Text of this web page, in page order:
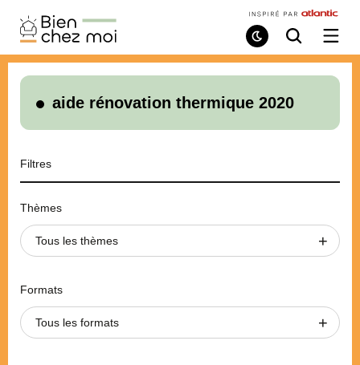
Bien
Chez
Moi
Mode
de
Recherche
/
le
aide rénovation thermique 2020
Filtres
Thèmes
Tous les thèmes
Formats
Tous les formats